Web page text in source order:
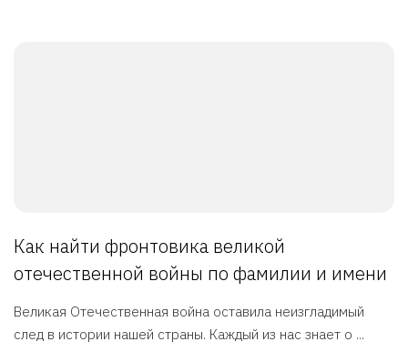
Как найти фронтовика великой
отечественной войны по фамилии и имени
Великая Отечественная война оставила неизгладимый
след в истории нашей страны. Каждый из нас знает о ...